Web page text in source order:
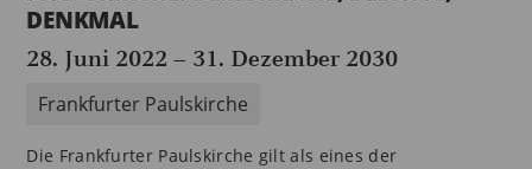
DENKMAL
28. Juni 2022 – 31. Dezember 2030
Frankfurter Paulskirche
Die Frankfurter Paulskirche gilt als eines der